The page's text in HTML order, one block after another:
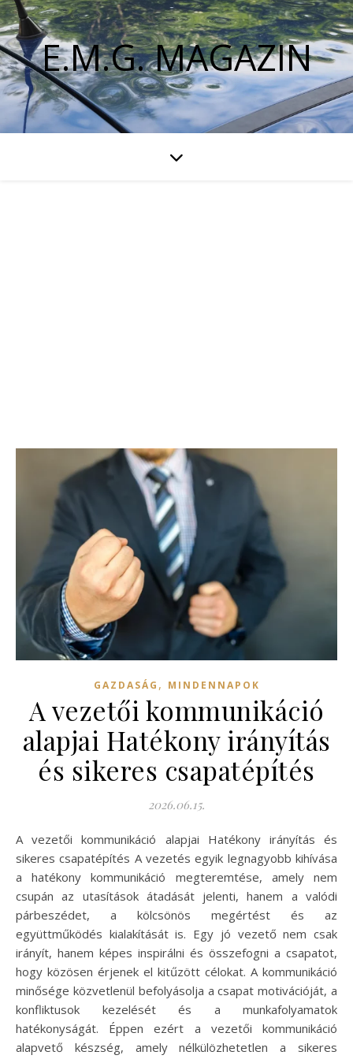
E.M.G. MAGAZIN
GAZDASÁG , MINDENNAPOK
A vezetői kommunikáció
alapjai Hatékony irányítás
és sikeres csapatépítés
2026.06.15.
A vezetői kommunikáció alapjai Hatékony irányítás és
sikeres csapatépítés A vezetés egyik legnagyobb kihívása
a hatékony kommunikáció megteremtése, amely nem
csupán az utasítások átadását jelenti, hanem a valódi
párbeszédet, a kölcsönös megértést és az
együttműködés kialakítását is. Egy jó vezető nem csak
irányít, hanem képes inspirálni és összefogni a csapatot,
hogy közösen érjenek el kitűzött célokat. A kommunikáció
minősége közvetlenül befolyásolja a csapat motivációját, a
konfliktusok kezelését és a munkafolyamatok
hatékonyságát. Éppen ezért a vezetői kommunikáció
alapvető készség, amely nélkülözhetetlen a sikeres